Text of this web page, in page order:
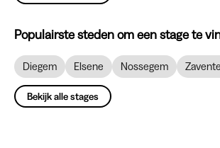
Populairste steden om een stage te
Diegem Elsene Nossegem
Bekijk alle stages